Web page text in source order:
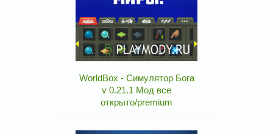
WorldBox - Симулятор Бога
v 0.21.1 Мод все
открыто/premium